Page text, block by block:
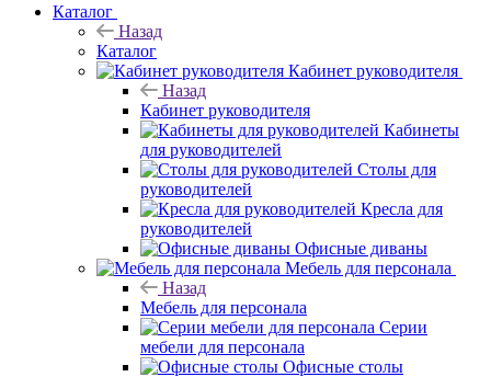
Каталог
Назад
Каталог
Кабинет руководителя
Назад
Кабинет руководителя
Кабинеты
для руководителей
Столы для
руководителей
Кресла для
руководителей
Офисные диваны
Мебель для персонала
Назад
Мебель для персонала
Серии
мебели для персонала
Офисные столы